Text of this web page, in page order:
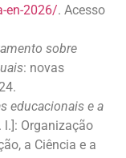
en-2026/. Acesso
sobre
: novas
educacionais e a
l.]: Organização
a Ciência e a